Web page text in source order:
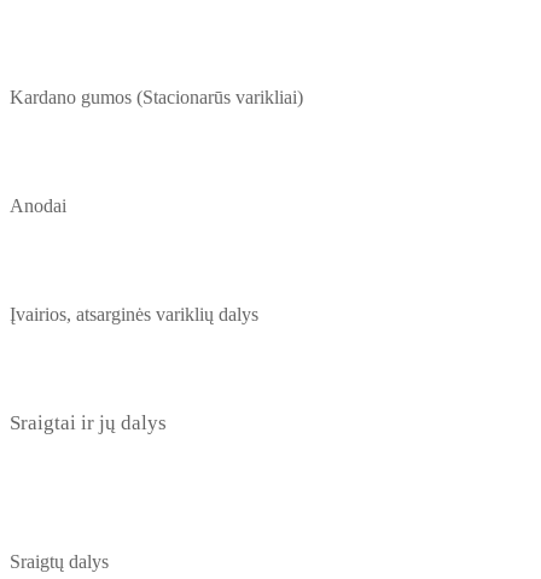
Kardano gumos (Stacionarūs varikliai)
Anodai
Įvairios, atsarginės variklių dalys
Sraigtai ir jų dalys
Sraigtų dalys